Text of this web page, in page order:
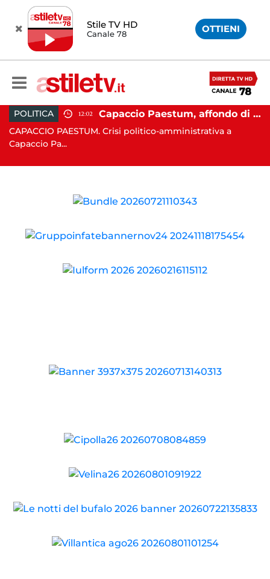
Stile TV HD
Canale 78 OTTIENI
POLITICA 12:02 Capaccio Paestum, affondo di Forza Italia: "Paolino è arrivato al capolinea"
CAPACCIO PAESTUM. Crisi politico-amministrativa a
Capaccio Pa...